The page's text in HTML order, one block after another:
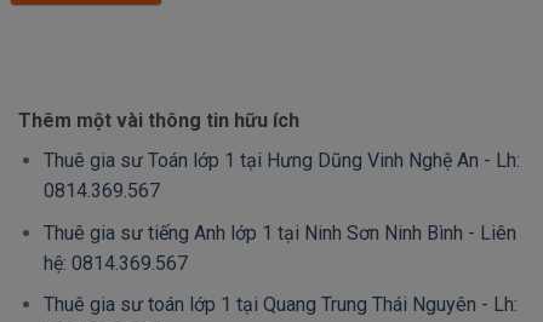
Thêm một vài thông tin hữu ích
Thuê gia sư Toán lớp 1 tại Hưng Dũng Vinh Nghệ An - Lh:
0814.369.567
Thuê gia sư tiếng Anh lớp 1 tại Ninh Sơn Ninh Bình - Liên
hệ: 0814.369.567
Thuê gia sư toán lớp 1 tại Quang Trung Thái Nguyên - Lh: